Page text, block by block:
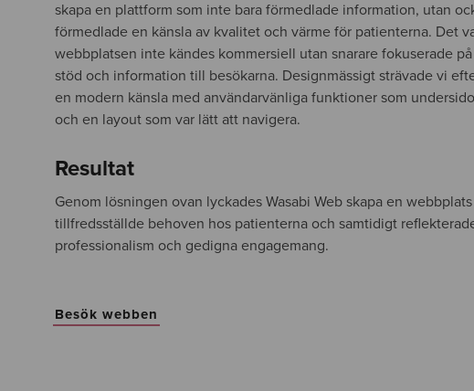
skapa en plattform som inte bara förmedlade information, utan
förmedlade en känsla av kvalitet och värme för patienterna. Det
webbplatsen inte kändes kommersiell utan snarare fokuserade
stöd och information till besökarna. Designmässigt strävade vi
en modern känsla med användarvänliga funktioner som
och en layout som var lätt att navigera.
Resultat
Genom lösningen ovan lyckades Wasabi Web skapa en
tillfredsställde behoven hos patienterna och samtidigt
professionalism och gedigna engagemang.
Besök webben